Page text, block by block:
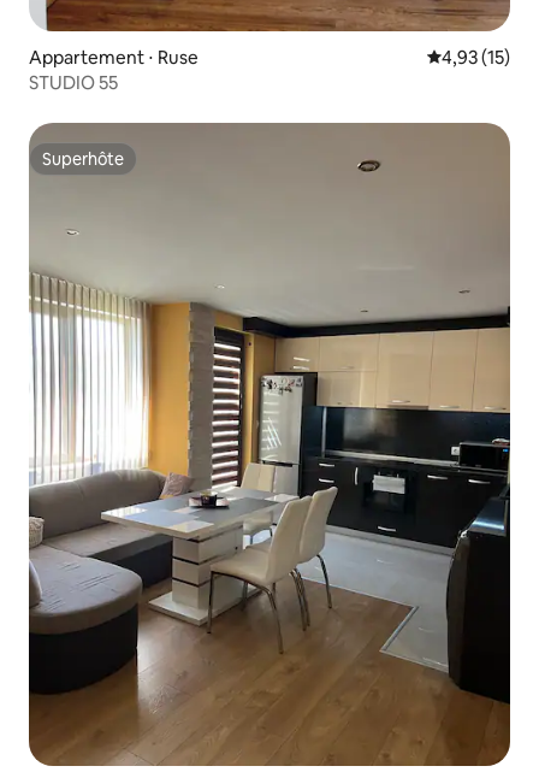
Appartement ⋅ Ruse Évaluation
4,93 (15)
STUDIO 55
Superhôte
Superhôte